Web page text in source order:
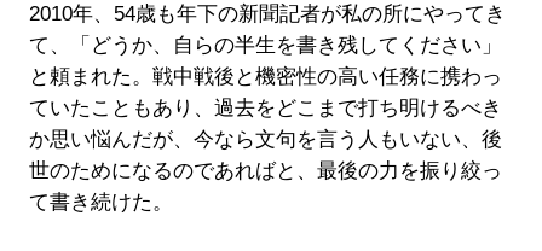
2010年、54歳も年下の新聞記者が私の所にやってき
て、「どうか、自らの半生を書き残してください」
と頼まれた。戦中戦後と機密性の高い任務に携わっ
ていたこともあり、過去をどこまで打ち明けるべき
か思い悩んだが、今なら文句を言う人もいない、後
世のためになるのであればと、最後の力を振り絞っ
て書き続けた。